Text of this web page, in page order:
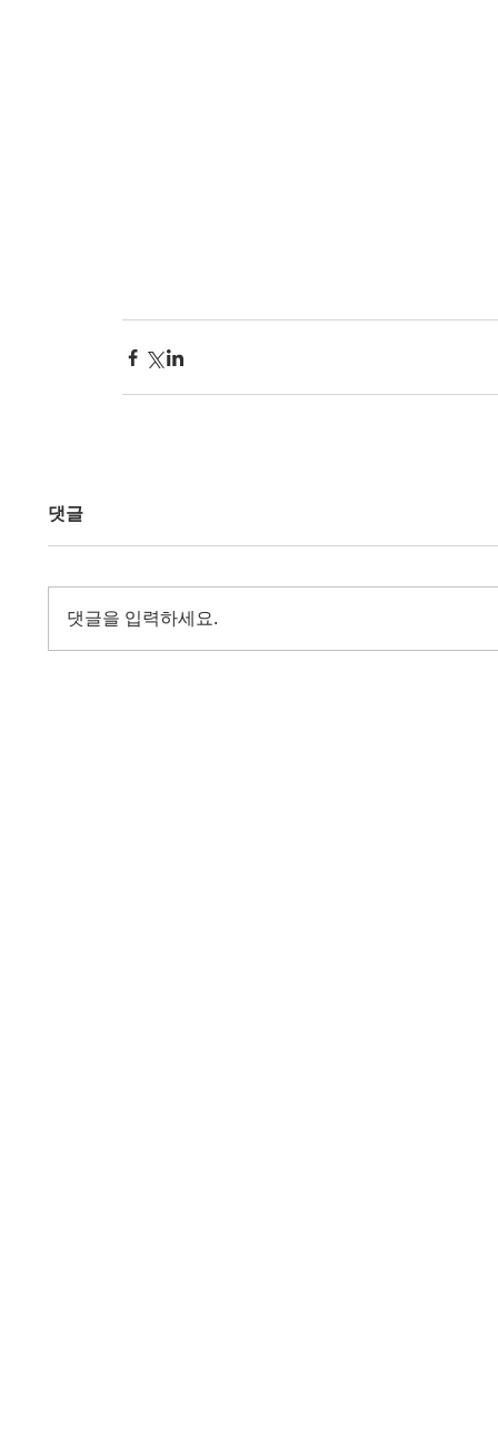
댓글
댓글을 입력하세요.